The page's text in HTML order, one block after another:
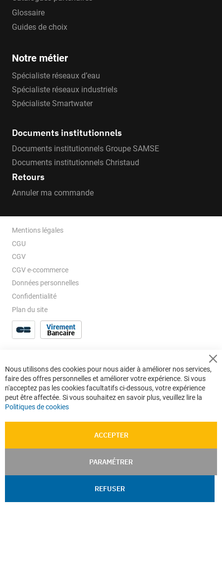
Glossaire
Guides de choix
Notre métier
Spécialiste réseaux d’eau
Spécialiste réseaux industriels
Spécialiste Smartwater
Documents institutionnels
Documents institutionnels Groupe SAMSE
Documents institutionnels Christaud
Retours
Annuler ma commande
Mentions légales
CGU
CGV
CGV e-ccommerce
Données personnelles
Confidentialité
Plan du site
Nous utilisons des cookies pour nous aider à améliorer nos services,
faire des offres personnelles et améliorer votre expérience. Si vous
n'acceptez pas les cookies facultatifs ci-dessous, votre expérience
peut être affectée. Si vous souhaitez en savoir plus, veuillez lire la
Politiques de cookies
ACCEPTER
PARAMÉTRER
REFUSER